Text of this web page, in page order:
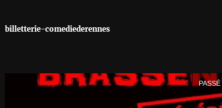
billetterie-comediederennes